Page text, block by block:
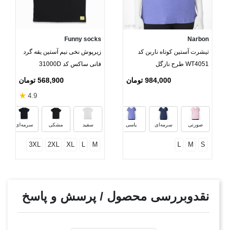
Narbon
تیشرت آستین کوتاه ناربن کد
WT4051 طرح نازگل
984,000 تومان
صورتی سرمه‌ای یاسی
S
M
L
Funny socks
زیرپوش نخی نیم آستین یقه گرد
فانی ساکس کد 31000D
568,900 تومان
4.9
★
سفید مشکی سرمه‌ای
M
L
XL
2XL
3XL
نقدوبررسی محصول / پرسش و پاسخ